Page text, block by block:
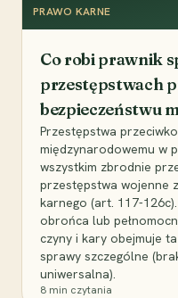
PRAWO KARNE
Co robi prawnik
przestępstwach
bezpieczeństwu
Przestępstwa
międzynarodowemu w
wszystkim zbrodnie
przestępstwa wojenne
karnego (art. 117-
obrońca lub
czyny i kary obejmuje
sprawy szczególne
uniwersalna).
8 min czytania